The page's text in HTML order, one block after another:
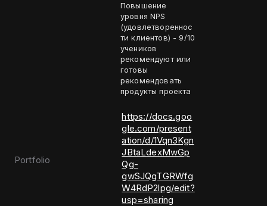
Повышение
уровня NPS
(удовлетвореннос
ти клиентов) - 9/10
учеников
рекомендуют или
готовы
рекомендовать
продукты проекта
Portfolio
https://docs.goo
gle.com/present
ation/d/1Vqn3Kgn
JBtaLdexMwGp
Qg-
gwSJQgTGRWfg
W4RdP2lpg/edit?
usp=sharing